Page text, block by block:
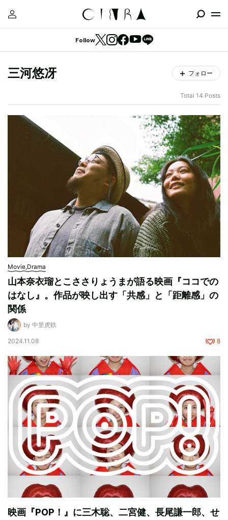
Follow
三河悠冴 フォロー
Total 14 Posts
Movie,Drama
山本奈衣瑠とこささりょうまが語る映画『ココでの
はなし』。作品が映し出す「共感」と「距離感」の
関係
by 中里虎鉄
2024.11.08 8
映画『POP！』に三木聡、二宮健、長尾謙一郎、せ